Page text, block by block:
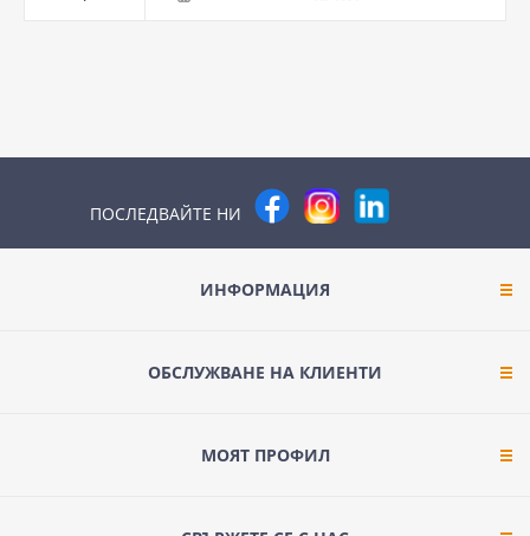
ПОСЛЕДВАЙТЕ НИ
ИНФОРМАЦИЯ
ОБСЛУЖВАНЕ НА КЛИЕНТИ
МОЯТ ПРОФИЛ